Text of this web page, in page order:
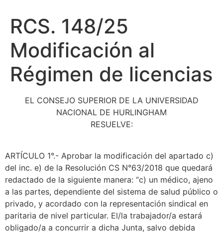
RCS. 148/25
Modificación al
Régimen de licencias
EL CONSEJO SUPERIOR DE LA UNIVERSIDAD
NACIONAL DE HURLINGHAM
RESUELVE:
ARTÍCULO 1°.- Aprobar la modificación del apartado c)
del inc. e) de la Resolución CS N°63/2018 que quedará
redactado de la siguiente manera: “c) un médico, ajeno
a las partes, dependiente del sistema de salud público o
privado, y acordado con la representación sindical en
paritaria de nivel particular. El/la trabajador/a estará
obligado/a a concurrir a dicha Junta, salvo debida